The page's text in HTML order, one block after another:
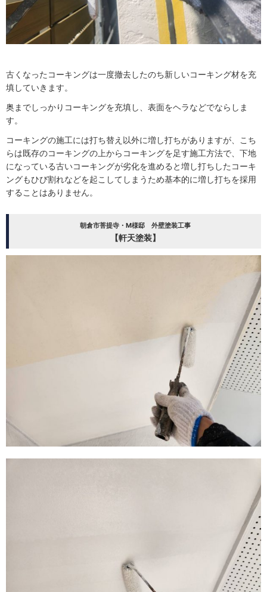
古くなったコーキングは一度撤去したのち新しいコーキング材を充
填していきます。
奥までしっかりコーキングを充填し、表面をヘラなどでならしま
す。
コーキングの施工には打ち替え以外に増し打ちがありますが、こち
らは既存のコーキングの上からコーキングを足す施工方法で、下地
になっている古いコーキングが劣化を進めると増し打ちしたコーキ
ングもひび割れなどを起こしてしまうため基本的に増し打ちを採用
することはありません。
朝倉市菩提寺・M様邸 外壁塗装工事
【軒天塗装】